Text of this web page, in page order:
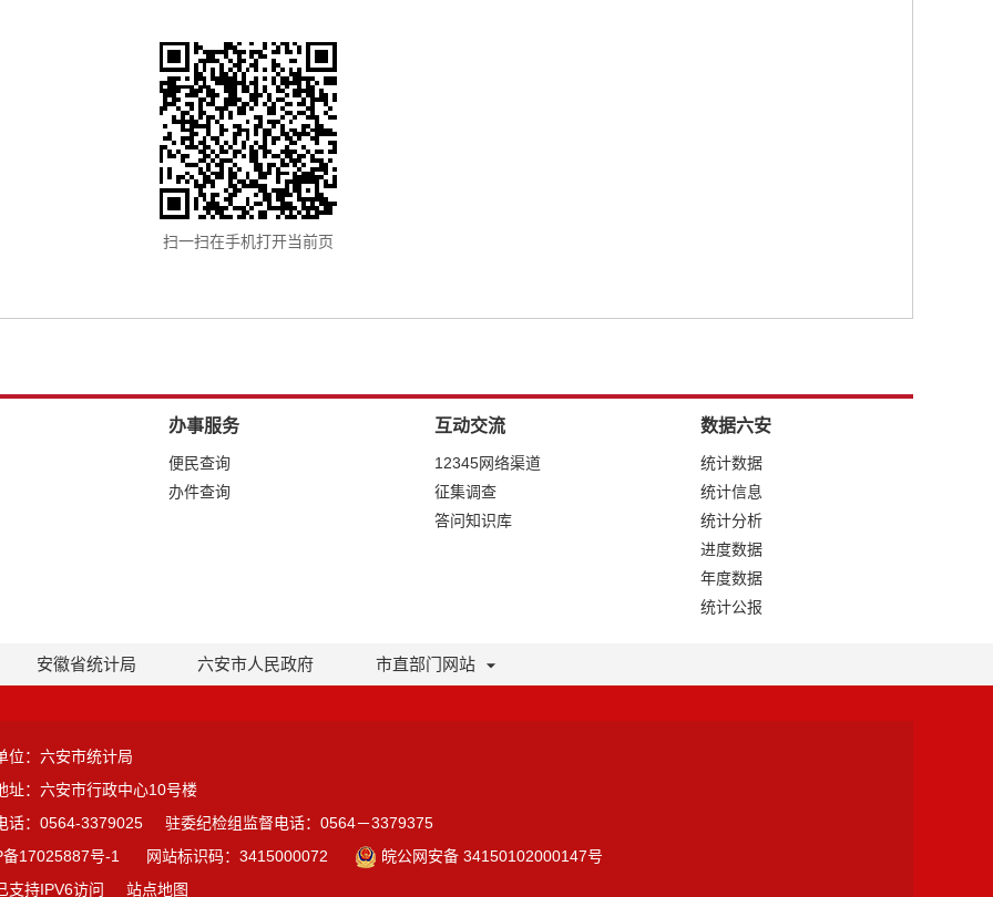
扫一扫在手机打开当前页
办事服务
便民查询
办件查询
互动交流
12345网络渠道
征集调查
答问知识库
数据六安
统计数据
统计信息
统计分析
进度数据
年度数据
统计公报
安徽省统计局 六安市人民政府 市直部门网站
位：六安市统计局
址：六安市行政中心10号楼
话：0564-3379025
驻委纪检组监督电话：0564－3379375
17025887号-1
网站标识码：3415000072
皖公网安备 34150102000147号
支持IPV6访问
站点地图